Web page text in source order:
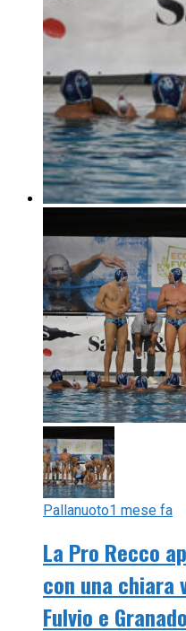
Pallanuoto1 mese fa
La Pro Recco
con una chiara
Fulvio e